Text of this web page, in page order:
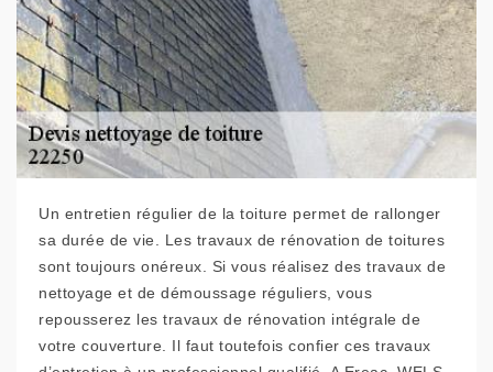
Un entretien régulier de la toiture permet de rallonger
sa durée de vie. Les travaux de rénovation de toitures
sont toujours onéreux. Si vous réalisez des travaux de
nettoyage et de démoussage réguliers, vous
repousserez les travaux de rénovation intégrale de
votre couverture. Il faut toutefois confier ces travaux